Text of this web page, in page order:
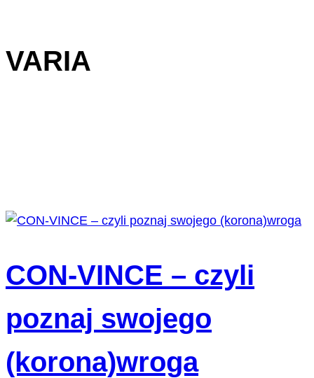
VARIA
CON-VINCE – czyli
poznaj swojego
(korona)wroga